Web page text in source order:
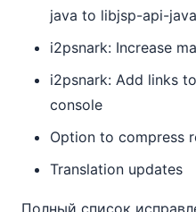
java to libjsp-api-
i2psnark: Increase
i2psnark: Add links
console
Option to compress
Translation updates
Полный список